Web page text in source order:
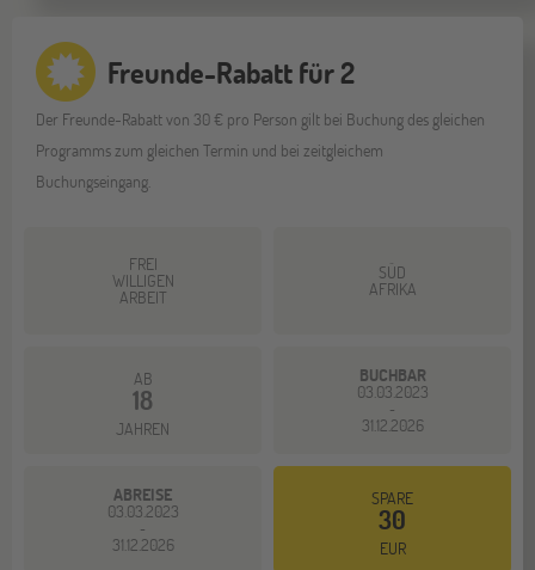
Freunde-Rabatt für 2
Der Freunde-Rabatt von 30 € pro Person gilt bei Buchung des gleichen
Programms zum gleichen Termin und bei zeitgleichem
Buchungseingang.
FREI
WILLIGEN
ARBEIT
SÜD
AFRIKA
AB
18
JAHREN
BUCHBAR
03.03.2023
-
31.12.2026
ABREISE
03.03.2023
-
31.12.2026
SPARE
30
EUR